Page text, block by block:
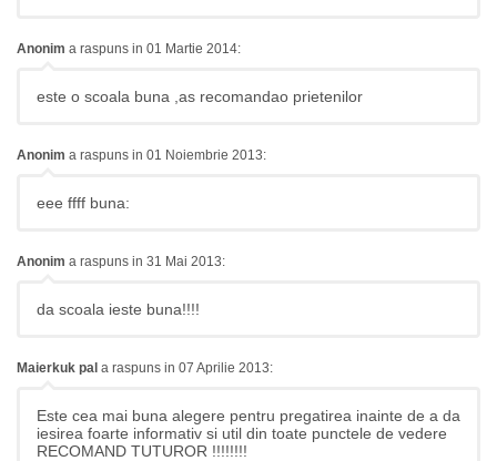
Anonim a raspuns in 01 Martie 2014:
este o scoala buna ,as recomandao prietenilor
Anonim a raspuns in 01 Noiembrie 2013:
eee ffff buna:
Anonim a raspuns in 31 Mai 2013:
da scoala ieste buna!!!!
Maierkuk pal a raspuns in 07 Aprilie 2013:
Este cea mai buna alegere pentru pregatirea inainte de a da
iesirea foarte informativ si util din toate punctele de vedere
RECOMAND TUTUROR !!!!!!!!